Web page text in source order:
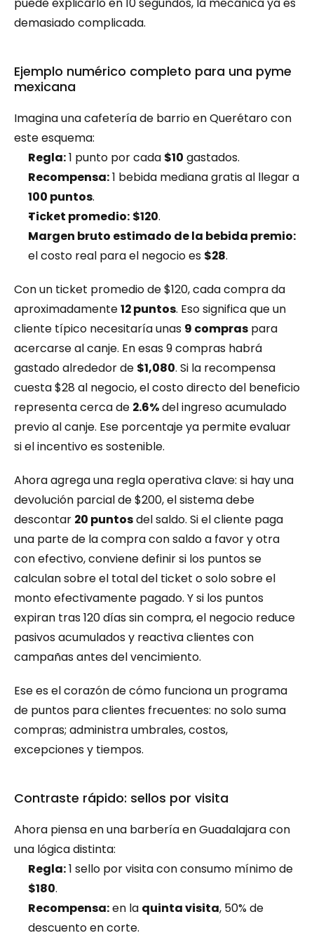
puede explicarlo en 10 segundos, la mecánica ya es
demasiado complicada.
Ejemplo numérico completo para una pyme
mexicana
Imagina una cafetería de barrio en Querétaro con
este esquema:
Regla: 1 punto por cada $10 gastados.
Recompensa:
100 puntos.
Ticket promedio: $120.
Margen bruto estimado de la bebida premio:
el costo real para el negocio es $28.
Con un ticket promedio de $120, cada compra da
aproximadamente 12 puntos. Eso significa que un
cliente típico necesitaría unas 9 compras para
acercarse al canje. En esas 9 compras habrá
gastado alrededor de $1,080. Si la recompensa
cuesta $28 al negocio, el costo directo del beneficio
representa cerca de 2.6% del ingreso acumulado
previo al canje. Ese porcentaje ya permite evaluar
si el incentivo es sostenible.
Ahora agrega una regla operativa clave: si hay una
devolución parcial de $200, el sistema debe
descontar 20 puntos del saldo. Si el cliente paga
una parte de la compra con saldo a favor y otra
con efectivo, conviene definir si los puntos se
calculan sobre el total del ticket o solo sobre el
monto efectivamente pagado. Y si los puntos
expiran tras 120 días sin compra, el negocio reduce
pasivos acumulados y reactiva clientes con
campañas antes del vencimiento.
Ese es el corazón de cómo funciona un programa
de puntos para clientes frecuentes: no solo suma
compras; administra umbrales, costos,
excepciones y tiempos.
Contraste rápido: sellos por visita
Ahora piensa en una barbería en Guadalajara con
una lógica distinta:
Regla:
$180.
Recompensa: en la quinta visita, 50% de
descuento en corte.